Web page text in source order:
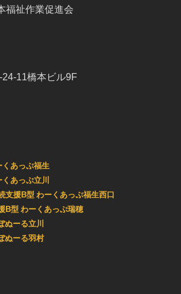
福祉作業促進会
11橋本ビル9F
くあっぷ福生
あっぷ立川
支援B型 わーくあっぷ福生西口
B型 わーくあっぷ瑞穂
ぬーる立川
ぬーる羽村